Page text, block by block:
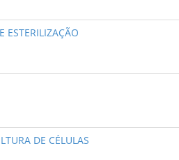
ESTERILIZAÇÃO
DE CÉLULAS